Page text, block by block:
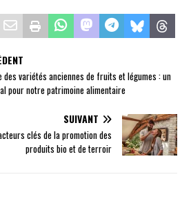
des variétés anciennes de fruits et légumes : un
pour notre patrimoine alimentaire
SUIVANT
clés de la promotion des
produits bio et de terroir